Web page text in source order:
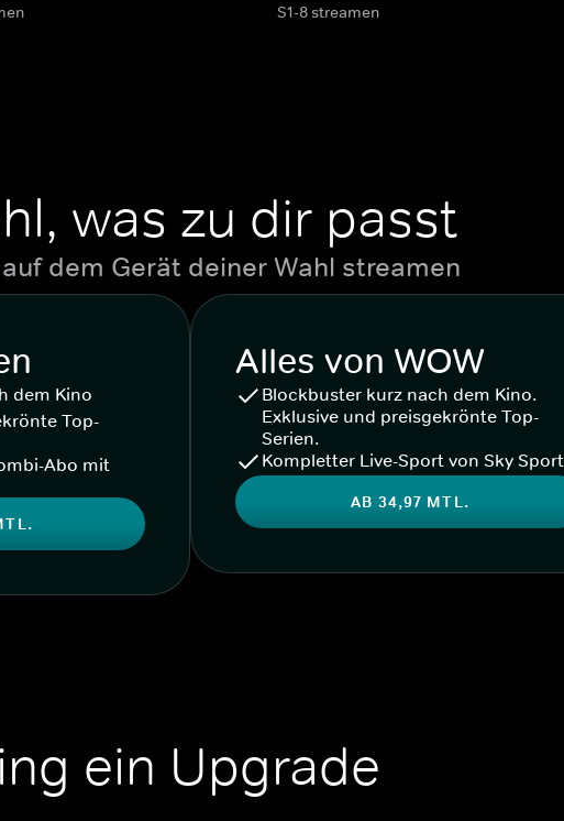
S1-8 streamen
was zu dir passt
dem Gerät deiner Wahl streamen
dem Kino
Top-
Abo mit
Alles von WOW
Blockbuster kurz nach dem Kino.
Exklusive und preisgekrönte Top-
Serien.
Kompletter Live-Sport von Sky Sport
AB 34,97 MTL.
ein Upgrade